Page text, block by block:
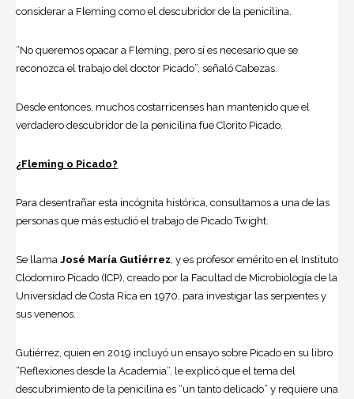
considerar a Fleming como el descubridor de la penicilina.
“No queremos opacar a Fleming, pero sí es necesario que se
reconozca el trabajo del doctor Picado”, señaló Cabezas.
Desde entonces, muchos costarricenses han mantenido que el
verdadero descubridor de la penicilina fue Clorito Picado.
¿Fleming o Picado?
Para desentrañar esta incógnita histórica, consultamos a una de las
personas que más estudió el trabajo de Picado Twight.
Se llama José María Gutiérrez , y es profesor emérito en el Instituto
Clodomiro Picado (ICP), creado por la Facultad de Microbiología de la
Universidad de Costa Rica en 1970, para investigar las serpientes y
sus venenos.
Gutiérrez, quien en 2019 incluyó un ensayo sobre Picado en su libro
“Reflexiones desde la Academia”, le explicó que el tema del
descubrimiento de la penicilina es “un tanto delicado” y requiere una